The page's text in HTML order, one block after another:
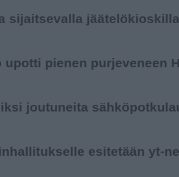
sijaitsevalla
pienen purjeveneen
joutuneita
esitetään yt-